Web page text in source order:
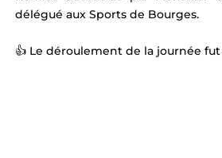
délégué aux Sports de Bourges.
👍 Le déroulement de la journée